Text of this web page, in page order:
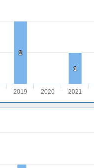
2
2
1
1
2019 2020 2021